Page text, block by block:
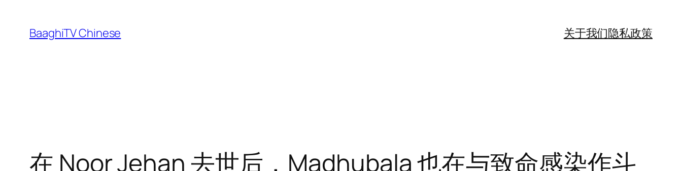
content
BaaghiTV Chinese 关于我们隐私政策
在 Noor Jehan 去世后，Madhubala 也在与致命感染作斗